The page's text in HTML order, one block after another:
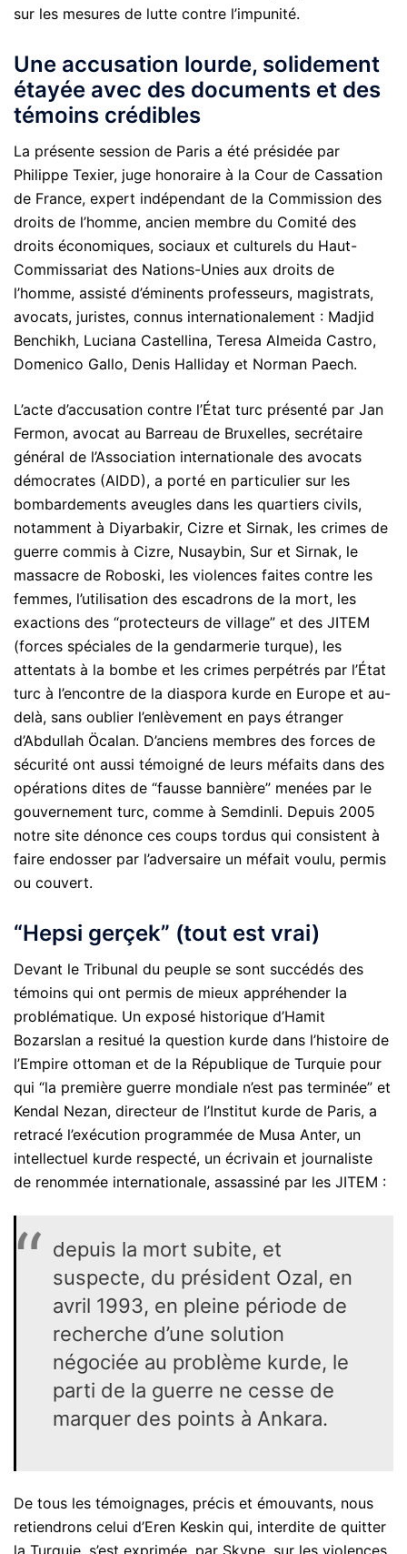
sur les mesures de lutte contre l’impunité.
Une accusation lourde, solidement
étayée avec des documents et des
témoins crédibles
La présente session de Paris a été présidée par
Philippe Texier, juge honoraire à la Cour de Cassation
de France, expert indépendant de la Commission des
droits de l’homme, ancien membre du Comité des
droits économiques, sociaux et culturels du Haut-
Commissariat des Nations-Unies aux droits de
l’homme, assisté d’éminents professeurs, magistrats,
avocats, juristes, connus internationalement : Madjid
Benchikh, Luciana Castellina, Teresa Almeida Castro,
Domenico Gallo, Denis Halliday et Norman Paech.
L’acte d’accusation contre l’État turc présenté par Jan
Fermon, avocat au Barreau de Bruxelles, secrétaire
général de l’Association internationale des avocats
démocrates (AIDD), a porté en particulier sur les
bombardements aveugles dans les quartiers civils,
notamment à Diyarbakir, Cizre et Sirnak, les crimes de
guerre commis à Cizre, Nusaybin, Sur et Sirnak, le
massacre de Roboski, les violences faites contre les
femmes, l’utilisation des escadrons de la mort, les
exactions des “protecteurs de village” et des JITEM
(forces spéciales de la gendarmerie turque), les
attentats à la bombe et les crimes perpétrés par l’État
turc à l’encontre de la diaspora kurde en Europe et au-
delà, sans oublier l’enlèvement en pays étranger
d’Abdullah Öcalan. D’anciens membres des forces de
sécurité ont aussi témoigné de leurs méfaits dans des
opérations dites de “fausse bannière” menées par le
gouvernement turc, comme à Semdinli. Depuis 2005
notre site dénonce ces coups tordus qui consistent à
faire endosser par l’adversaire un méfait voulu, permis
ou couvert.
“Hepsi gerçek” (tout est vrai)
Devant le Tribunal du peuple se sont succédés des
témoins qui ont permis de mieux appréhender la
problématique. Un exposé historique d’Hamit
Bozarslan a resitué la question kurde dans l’histoire de
l’Empire ottoman et de la République de Turquie pour
qui “la première guerre mondiale n’est pas terminée” et
Kendal Nezan, directeur de l’Institut kurde de Paris, a
retracé l’exécution programmée de Musa Anter, un
intellectuel kurde respecté, un écrivain et journaliste
de renommée internationale, assassiné par les JITEM :
depuis la mort subite, et
suspecte, du président Ozal, en
avril 1993, en pleine période de
recherche d’une solution
négociée au problème kurde, le
parti de la guerre ne cesse de
marquer des points à Ankara.
De tous les témoignages, précis et émouvants, nous
retiendrons celui d’Eren Keskin qui, interdite de quitter
la Turquie, s’est exprimée, par Skype, sur les violences